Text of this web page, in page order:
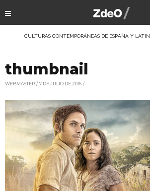
CULTURAS CONTEMPORÁNEAS DE ESPAÑA Y
thumbnail
WEBMASTER 7 DE JULIO DE 2016